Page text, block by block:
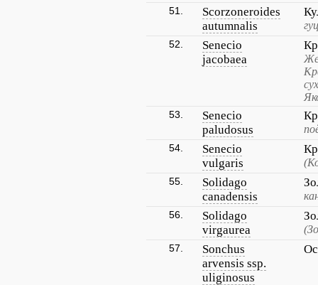
51.
Scorzoneroides
autumnalis
52.
Senecio
jacobaea
53.
Senecio
paludosus
54.
Senecio
vulgaris
55.
Solidago
canadensis
56.
Solidago
virgaurea
57.
Sonchus
arvensis ssp.
uliginosus